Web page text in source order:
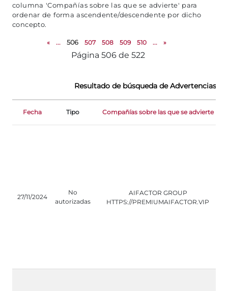
columna 'Compañías sobre las que se advierte' para
ordenar de forma ascendente/descendente por dicho
concepto.
« ... 506 507 508 509 510 ... »
Página 506 de 522
Resultado de búsqueda de Advertencias
Fecha Tipo Compañías sobre las que se advierte
27/11/2024
No
autorizadas
AIFACTOR GROUP
HTTPS://PREMIUMAIFACTOR.VIP